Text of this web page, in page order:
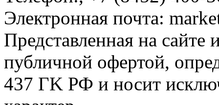
Электронная почта:
Представленная на сайте
публичной офертой,
437 ГK РФ и носит